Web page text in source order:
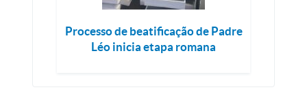
Processo de beatificação de Padre
Léo inicia etapa romana